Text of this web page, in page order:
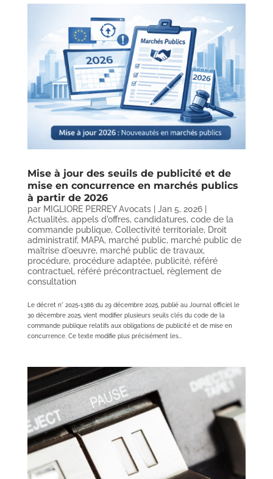
Mise à jour des seuils de publicité et de
mise en concurrence en marchés publics
à partir de 2026
par MIGLIORE PERREY Avocats| Jan 5, 2026|
Actualités, appels d'offres, candidatures, code de la
commande publique, Collectivité territoriale, Droit
administratif, MAPA, marché public, marché public de
maîtrise d'oeuvre, marché public de travaux,
procédure, procédure adaptée, publicité, référé
contractuel, référé précontractuel, règlement de
consultation
Le décret n° 2025-1386 du 29 décembre 2025, publié au Journal officiel le
30 décembre 2025, vient modifier plusieurs seuils clés du code de la
commande publique relatifs aux obligations de publicité et de mise en
concurrence. Ce texte modifie plus précisément les...